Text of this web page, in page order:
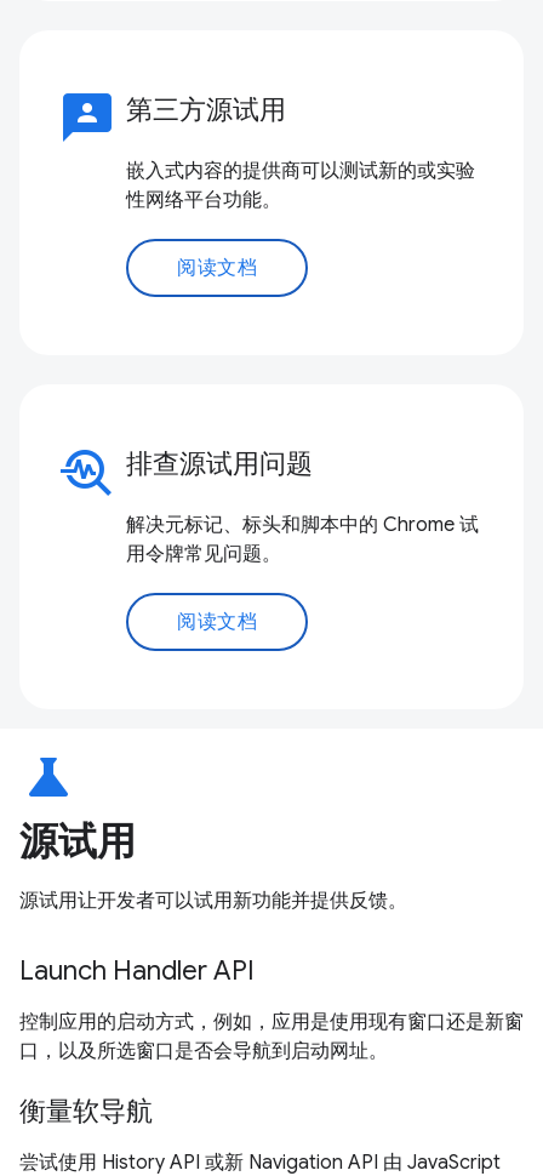
3p 第三方源试用
嵌入式内容的提供商可以测试新的或实验
性网络平台功能。
阅读文档
troubleshoot 排查源试用问题
解决元标记、标头和脚本中的 Chrome 试
用令牌常见问题。
阅读文档
science
源试用
源试用让开发者可以试用新功能并提供反馈。
Launch Handler API
控制应用的启动方式，例如，应用是使用现有窗口还是新窗
口，以及所选窗口是否会导航到启动网址。
衡量软导航
尝试使用 History API 或新 Navigation API 由 JavaScript